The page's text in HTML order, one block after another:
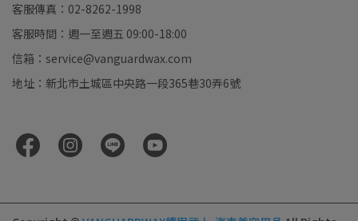
客服傳真：02-8262-1998
客服時間：週一至週五 09:00-18:00
信箱：service@vanguardwax.com
地址：新北市土城區中央路一段365巷30弄6號